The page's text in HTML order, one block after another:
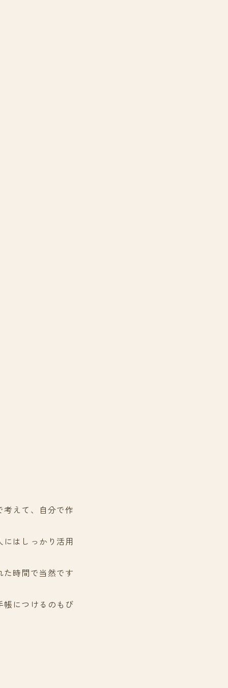
えて、自分で作
はしっかり活用
時間で当然です
帳につけるのもび